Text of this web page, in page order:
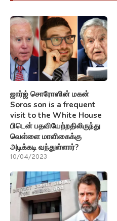
ஜார்ஜ் சொரோஸின் மகன்
Soros son is a frequent
visit to the White House
பிடென் பதவியேற்றதிலிருந்து
வெள்ளை மாளிகைக்கு
அடிக்கடி வந்துள்ளார்?
10/04/2023